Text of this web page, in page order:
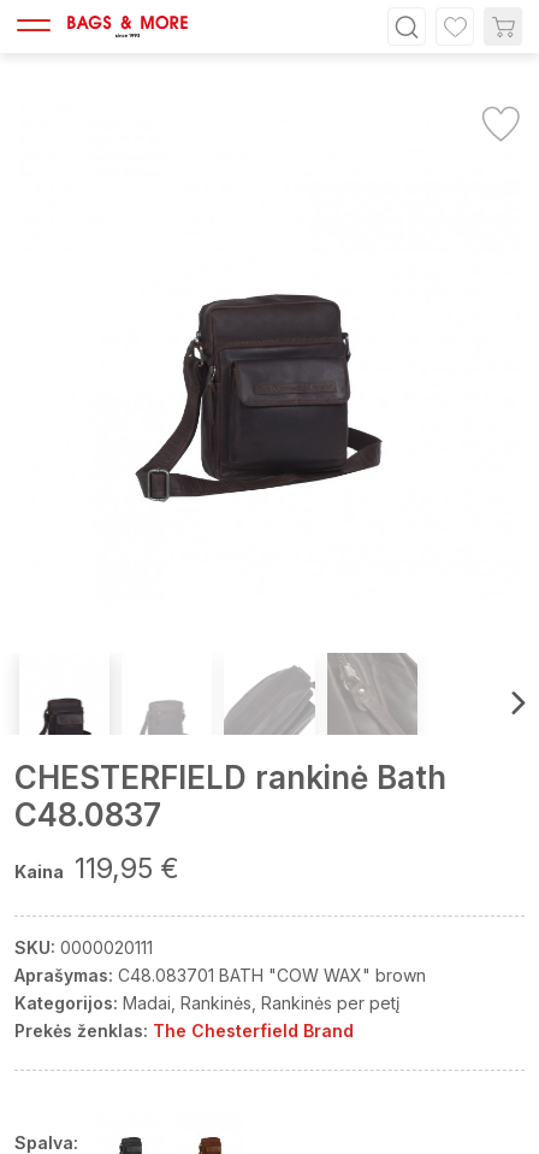
CHESTERFIELD rankinė Bath
C48.0837
Kaina 119,95 €
SKU: 0000020111
Aprašymas: C48.083701 BATH "COW WAX" brown
Kategorijos: Madai Rankinės Rankinės per petį
Prekės ženklas: The Chesterfield Brand
Spalva: